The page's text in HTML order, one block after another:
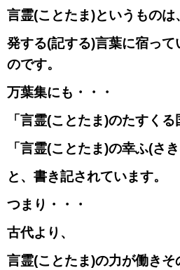
言霊(ことたま)というものは
発する(記する)言葉に宿って
のです。
万葉集にも・・・
「言霊(ことたま)のたすくる
「言霊(ことたま)の幸ふ(さ
と、書き記されています。
つまり・・・
古代より、
言霊(ことたま)の力が働きそ